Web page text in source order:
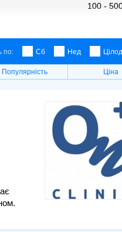
вибрати
або консультації за
100 -
400 -
150 -
150 -
по: Сб Нед
Популярність Ціна